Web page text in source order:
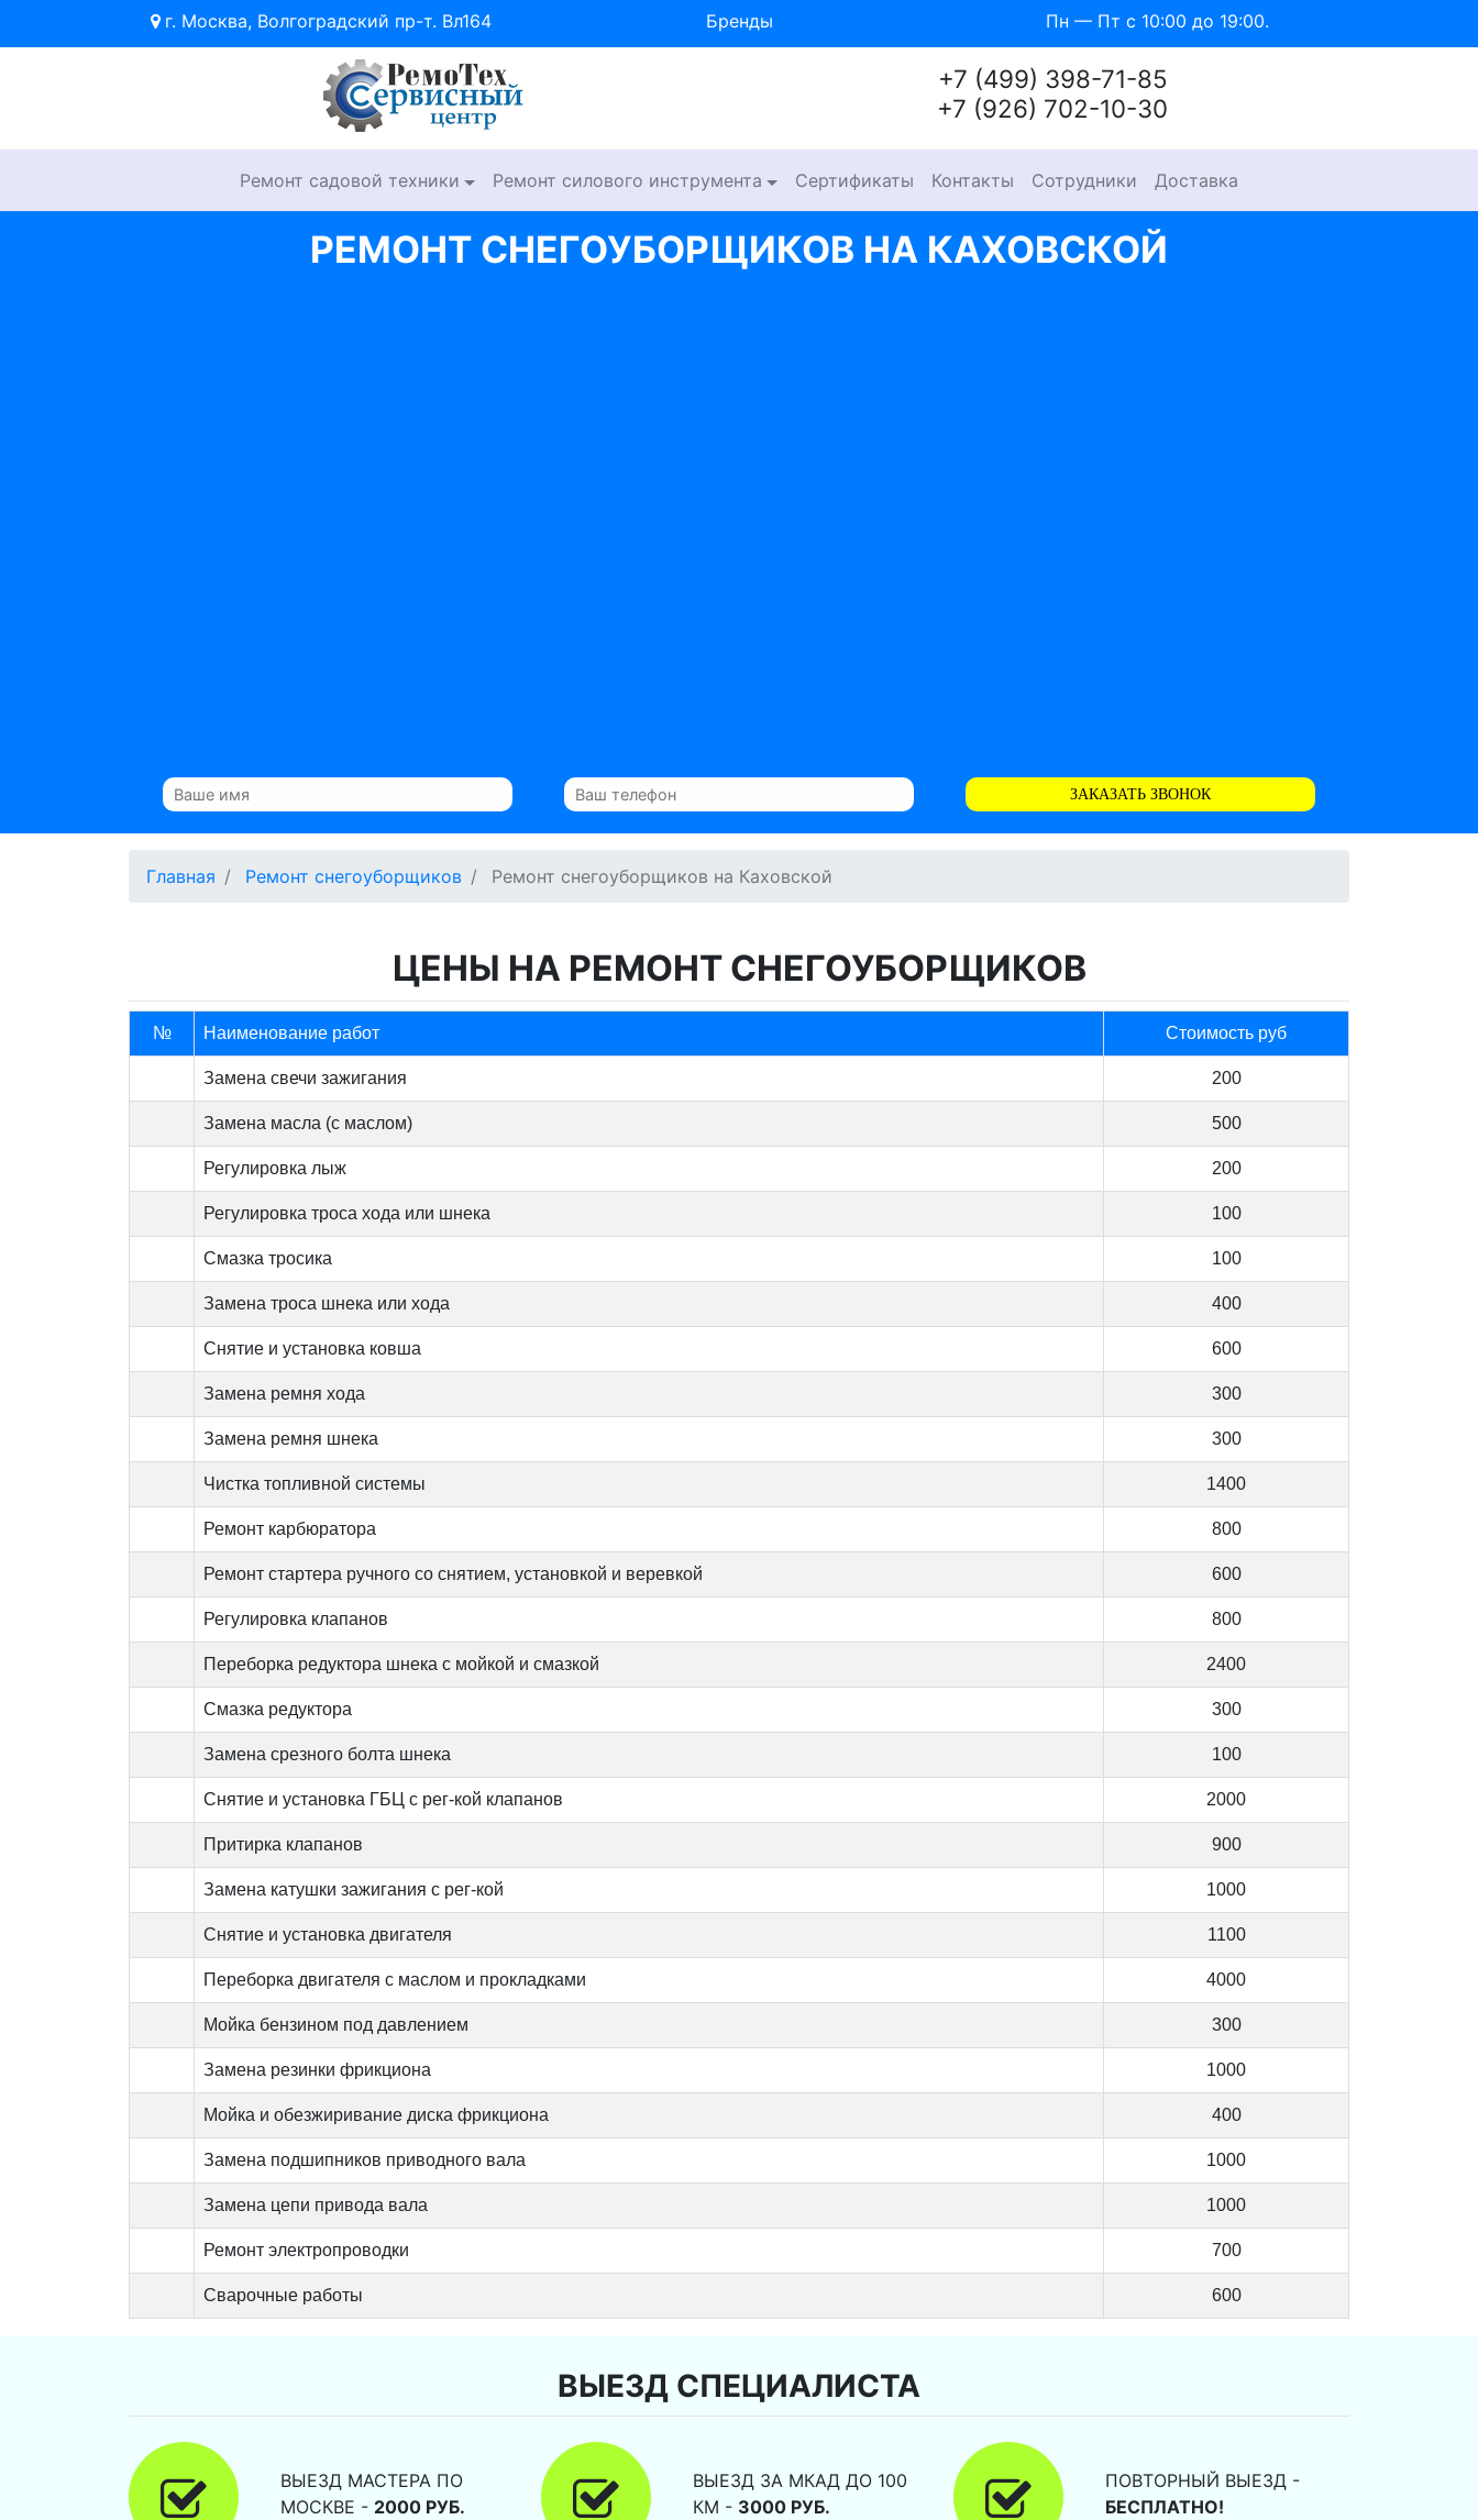
г. Москва, Волгоградский пр-т. Вл164 Бренды Пн — Пт с 10:00 до 19:00.
+7 (499) 398-71-85
+7 (926) 702-10-30
Ремонт садовой техники Ремонт силового инструмента Сертификаты Контакты Сотрудники Доставка
РЕМОНТ СНЕГОУБОРЩИКОВ НА КАХОВСКОЙ
ЗАКАЗАТЬ ЗВОНОК
Главная Ремонт снегоуборщиков Ремонт снегоуборщиков на Каховской
ЦЕНЫ НА РЕМОНТ СНЕГОУБОРЩИКОВ
№ Наименование работ Стоимость руб
Замена свечи зажигания 200
Замена масла (с маслом) 500
Регулировка лыж 200
Регулировка троса хода или шнека 100
Смазка тросика 100
Замена троса шнека или хода 400
Снятие и установка ковша 600
Замена ремня хода 300
Замена ремня шнека 300
Чистка топливной системы 1400
Ремонт карбюратора 800
Ремонт стартера ручного со снятием, установкой и веревкой 600
Регулировка клапанов 800
Переборка редуктора шнека с мойкой и смазкой 2400
Смазка редуктора 300
Замена срезного болта шнека 100
Снятие и установка ГБЦ с рег-кой клапанов 2000
Притирка клапанов 900
Замена катушки зажигания с рег-кой 1000
Снятие и установка двигателя 1100
Переборка двигателя с маслом и прокладками 4000
Мойка бензином под давлением 300
Замена резинки фрикциона 1000
Мойка и обезжиривание диска фрикциона 400
Замена подшипников приводного вала 1000
Замена цепи привода вала 1000
Ремонт электропроводки 700
Сварочные работы 600
ВЫЕЗД СПЕЦИАЛИСТА
ВЫЕЗД МАСТЕРА ПО
МОСКВЕ - 2000 РУБ.
ВЫЕЗД ЗА МКАД ДО 100
КМ - 3000 РУБ.
ПОВТОРНЫЙ ВЫЕЗД -
БЕСПЛАТНО!